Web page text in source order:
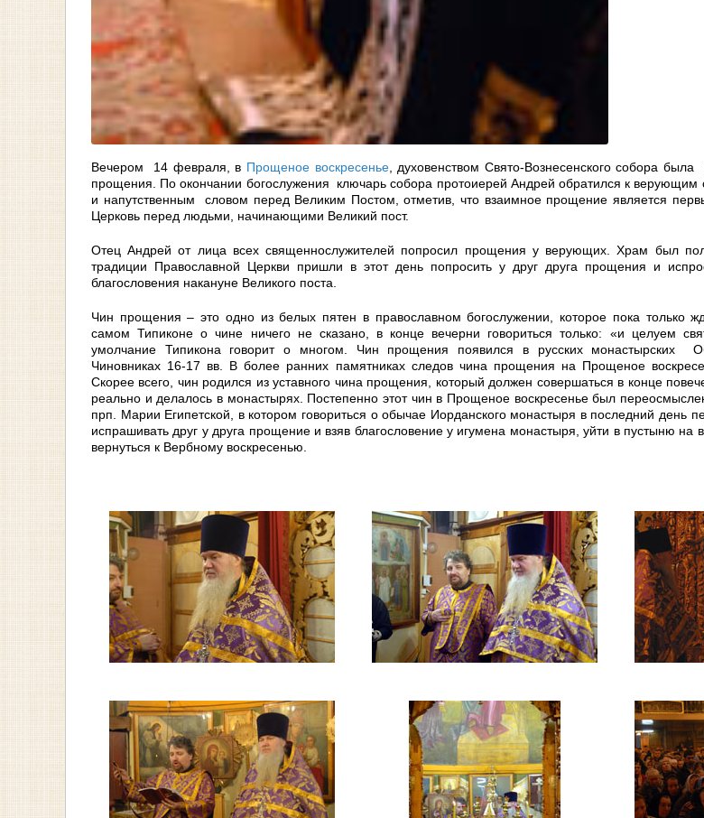
Вечером 14 февраля, в Прощеное воскресенье, духовенством Свято-Вознесенского собора
прощения. По окончании богослужения ключарь собора протоиерей Андрей обратился к
и напутственным словом перед Великим Постом, отметив, что взаимное прощение является
Церковь перед людьми, начинающими Великий пост.
Отец Андрей от лица всех священнослужителей попросил прощения у верующих. Храм был
традиции Православной Церкви пришли в этот день попросить у друг друга прощения и
благословения накануне Великого поста.
Чин прощения – это одно из белых пятен в православном богослужении, которое пока только
самом Типиконе о чине ничего не сказано, в конце вечерни говориться только: «и целуем
умолчание Типикона говорит о многом. Чин прощения появился в русских монастырских
Чиновниках 16-17 вв. В более ранних памятниках следов чина прощения на Прощеное
Скорее всего, чин родился из уставного чина прощения, который должен совершаться в конце
реально и делалось в монастырях. Постепенно этот чин в Прощеное воскресенье был
прп. Марии Египетской, в котором говориться о обычае Иорданского монастыря в последний день
испрашивать друг у друга прощение и взяв благословение у игумена монастыря, уйти в пустыню на
вернуться к Вербному воскресенью.